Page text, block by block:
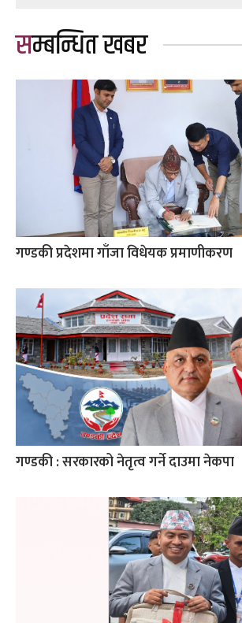
सम्बन्धित खबर
गण्डकी प्रदेशमा गाँजा विधेयक प्रमाणीकरण
गण्डकी : सरकारको नेतृत्व गर्ने दाउमा नेकपा